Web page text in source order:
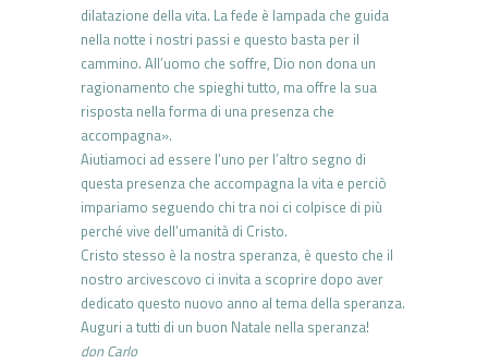
dilatazione della vita. La fede è lampada che guida
nella notte i nostri passi e questo basta per il
cammino. All’uomo che soffre, Dio non dona un
ragionamento che spieghi tutto, ma offre la sua
risposta nella forma di una presenza che
accompagna».
Aiutiamoci ad essere l’uno per l’altro segno di
questa presenza che accompagna la vita e perciò
impariamo seguendo chi tra noi ci colpisce di più
perché vive dell’umanità di Cristo.
Cristo stesso è la nostra speranza, è questo che il
nostro arcivescovo ci invita a scoprire dopo aver
dedicato questo nuovo anno al tema della speranza.
Auguri a tutti di un buon Natale nella speranza!
don Carlo